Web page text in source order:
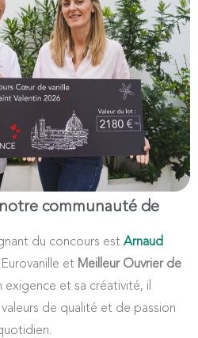
communauté de
du concours est Arnaud
et Meilleur Ouvrier de
exigence et sa créativité, il
de qualité et de passion